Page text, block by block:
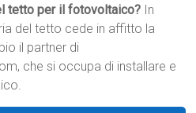
tetto per il fotovoltaico? In
del tetto cede in affitto la
il partner di
che si occupa di installare e